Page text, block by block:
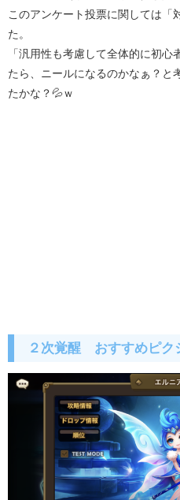
このアンケート投票に関しては「
た。
「汎用性も考慮して全体的に初
たら、ニールになるのかなぁ？と
たかな？💦ｗ
２次覚醒 おすすめピク